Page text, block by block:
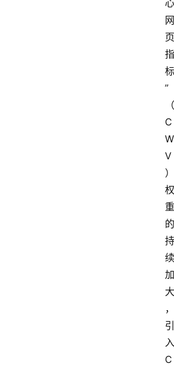
心
网
页
指
标
”
（
C
W
V
）
权
重
的
持
续
加
大
，
引
入
C